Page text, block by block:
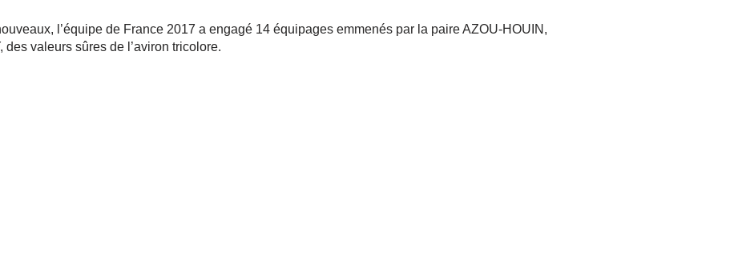
l’équipe de France 2017 a engagé 14 équipages emmenés par la paire AZOU-HOUIN,
valeurs sûres de l’aviron tricolore.